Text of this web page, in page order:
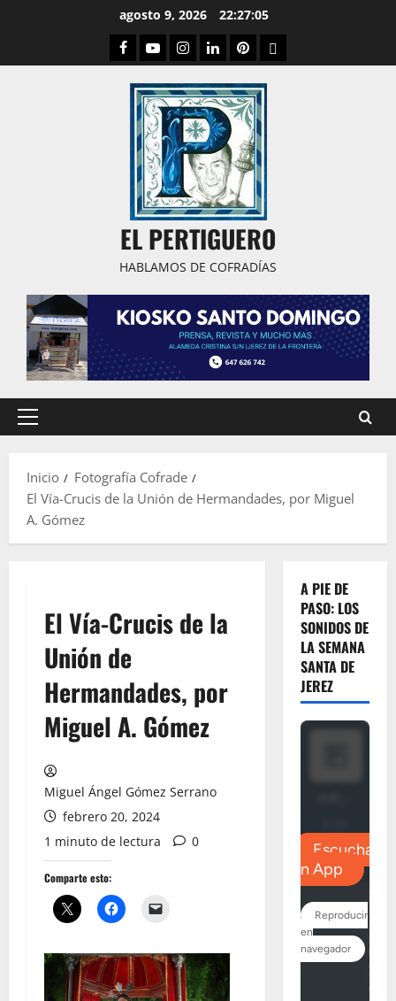
agosto 9, 2026 22:27:06
Facebook
YoutubeInstagram
LinkedPinterestDribbble
EL PERTIGUERO
HABLAMOS DE COFRADÍAS
Menú
Inicio
Fotografía Cofrade
El Vía-Crucis de la Unión de Hermandades, por Miguel
A. Gómez
El Vía-Crucis de la
Unión de
Hermandades, por
Miguel A. Gómez
Miguel Ángel Gómez Serrano
febrero 20, 2024
1 minuto de lectura
0
Comparte esto:
A PIE DE
PASO: LOS
SONIDOS DE
LA SEMANA
SANTA DE
JEREZ